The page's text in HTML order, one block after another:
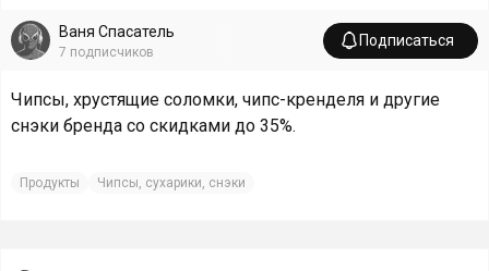
Ваня Спасатель
7 подписчиков
Подписаться
Чипсы, хрустящие соломки, чипс-кренделя и другие
снэки бренда со скидками до 35%.
Продукты Чипсы, сухарики, снэки